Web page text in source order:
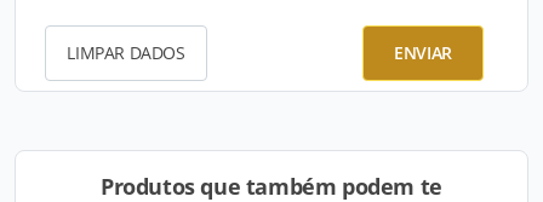
LIMPAR DADOS ENVIAR
Produtos que também podem te